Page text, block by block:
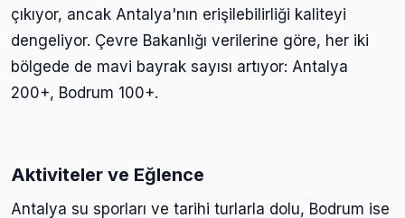
çıkıyor, ancak Antalya'nın erişilebilirliği kaliteyi
dengeliyor. Çevre Bakanlığı verilerine göre, her iki
bölgede de mavi bayrak sayısı artıyor: Antalya
200+, Bodrum 100+.
Aktiviteler ve Eğlence
Antalya su sporları ve tarihi turlarla dolu, Bodrum ise